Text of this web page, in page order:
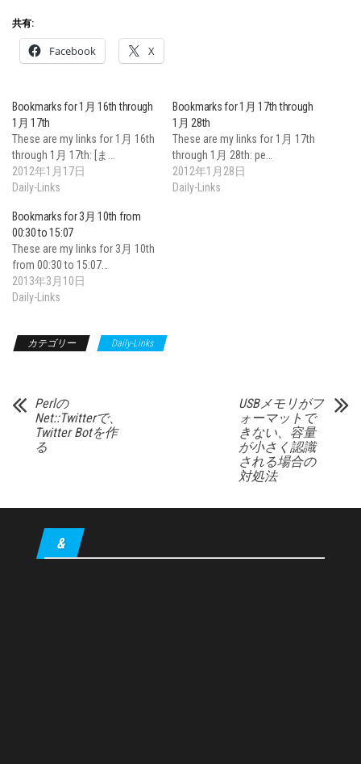
共有:
Facebook X
Bookmarks for 1月 16th through
1月 17th
These are my links for 1月 16th
through 1月 17th: [ま…
2012年1月17日
Daily-Links
Bookmarks for 1月 17th through
1月 28th
These are my links for 1月 17th
through 1月 28th: pe…
2012年1月28日
Daily-Links
Bookmarks for 3月 10th from
00:30 to 15:07
These are my links for 3月 10th
from 00:30 to 15:07…
2013年3月10日
Daily-Links
カテゴリー Daily-Links
Perlの
Net::Twitterで、
Twitter Botを作
る
USBメモリがフ
ォーマットで
きない、容量
が小さく認識
される場合の
対処法
&